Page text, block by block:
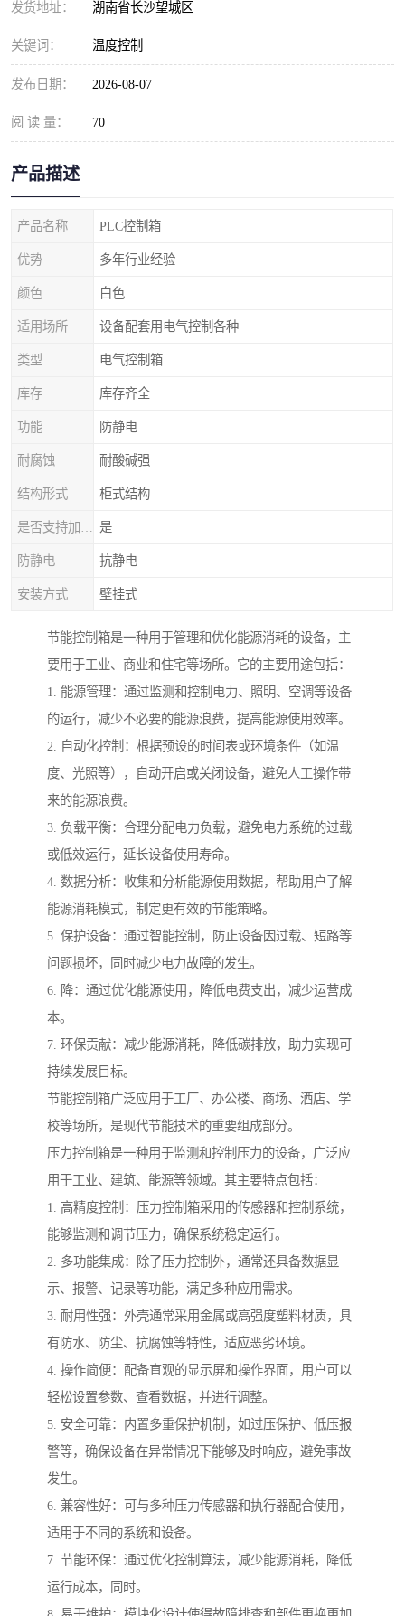
发货地址： 湖南省长沙望城区
关键词： 温度控制
发布日期： 2026-08-07
阅 读 量： 70
产品描述
产品名称 PLC控制箱
优势 多年行业经验
颜色 白色
适用场所 设备配套用电气控制各种
类型 电气控制箱
库存 库存齐全
功能 防静电
耐腐蚀 耐酸碱强
结构形式 柜式结构
是
防静电 抗静电
安装方式 壁挂式
节能控制箱是一种用于管理和优化能源消耗的设备，主
要用于工业、商业和住宅等场所。它的主要用途包括：
1. 能源管理：通过监测和控制电力、照明、空调等设备
的运行，减少不必要的能源浪费，提高能源使用效率。
2. 自动化控制：根据预设的时间表或环境条件（如温
度、光照等），自动开启或关闭设备，避免人工操作带
来的能源浪费。
3. 负载平衡：合理分配电力负载，避免电力系统的过载
或低效运行，延长设备使用寿命。
4. 数据分析：收集和分析能源使用数据，帮助用户了解
能源消耗模式，制定更有效的节能策略。
5. 保护设备：通过智能控制，防止设备因过载、短路等
问题损坏，同时减少电力故障的发生。
6. 降：通过优化能源使用，降低电费支出，减少运营成
本。
7. 环保贡献：减少能源消耗，降低碳排放，助力实现可
持续发展目标。
节能控制箱广泛应用于工厂、办公楼、商场、酒店、学
校等场所，是现代节能技术的重要组成部分。
压力控制箱是一种用于监测和控制压力的设备，广泛应
用于工业、建筑、能源等领域。其主要特点包括：
1. 高精度控制：压力控制箱采用的传感器和控制系统，
能够监测和调节压力，确保系统稳定运行。
2. 多功能集成：除了压力控制外，通常还具备数据显
示、报警、记录等功能，满足多种应用需求。
3. 耐用性强：外壳通常采用金属或高强度塑料材质，具
有防水、防尘、抗腐蚀等特性，适应恶劣环境。
4. 操作简便：配备直观的显示屏和操作界面，用户可以
轻松设置参数、查看数据，并进行调整。
5. 安全可靠：内置多重保护机制，如过压保护、低压报
警等，确保设备在异常情况下能够及时响应，避免事故
发生。
6. 兼容性好：可与多种压力传感器和执行器配合使用，
适用于不同的系统和设备。
7. 节能环保：通过优化控制算法，减少能源消耗，降低
运行成本，同时。